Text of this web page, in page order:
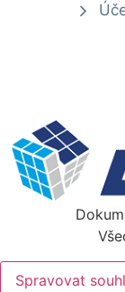
Spravovat